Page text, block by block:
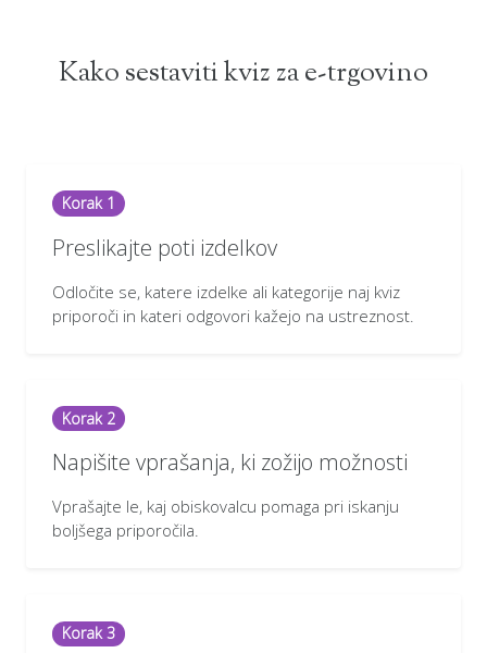
Kako sestaviti kviz za e-trgovino
Korak 1
Preslikajte poti izdelkov
Odločite se, katere izdelke ali kategorije naj kviz
priporoči in kateri odgovori kažejo na ustreznost.
Korak 2
Napišite vprašanja, ki zožijo možnosti
Vprašajte le, kaj obiskovalcu pomaga pri iskanju
boljšega priporočila.
Korak 3